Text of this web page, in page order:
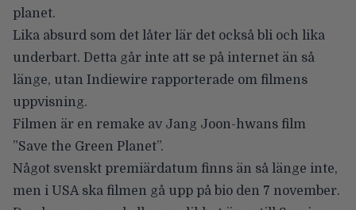
planet.
Lika absurd som det låter lär det också bli och lika
underbart. Detta går inte att se på internet än så
länge, utan Indiewire rapporterade om filmens
uppvisning.
Filmen är en remake av Jang Joon-hwans film
”Save the Green Planet”.
Något svenskt premiärdatum finns än så länge inte,
men i USA ska filmen gå upp på bio den 7 november.